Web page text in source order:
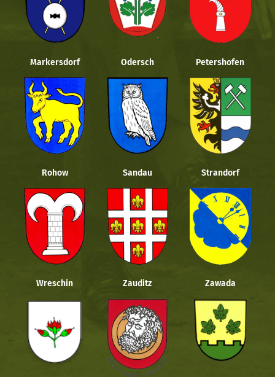
Markersdorf Odersch Petershofen
Rohow Sandau Strandorf
Wreschin Zauditz Zawada